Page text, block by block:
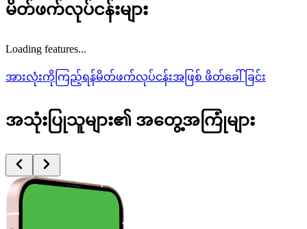
မိတ်ဖက်လုပ်ငန်းများ
Loading features...
အားလုံးကိုကြည့်ရန်မိတ်ဖက်လုပ်ငန်းအဖြစ် ဖိတ်ခေါ်ခြင်း
အသုံးပြုသူများ၏ အတွေ့အကြုံများ